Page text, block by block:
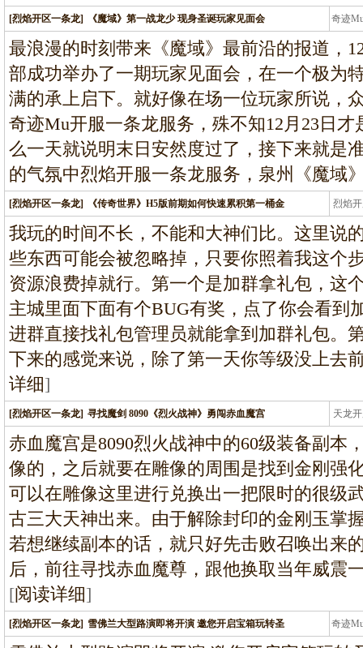
[烈焰开区一条龙] 《魔域》第一战龙少 现身圣诞玩家见面会 奇迹
条
最浪漫的时刻带来《魔域》最前沿的报道，
部成功举办了一期玩家见面会，在一个极为
满的承上启下。就好像在场一位玩家所说，
奇迹Mu开服一条龙服务，殊不知12月23日
么一天就说明末日安然度过了，接下来就是
的气氛中烈焰开服一条龙服务，泉州《魔域
[烈焰开区一条龙] 《传奇世界》H5版前期如何快速累积第一桶金 烈焰
龙
我玩的时间不长，不能和大神们比。这里说
些东西可能会被忽略掉，只要你照着我这个
资源浪费掉就行。第一个是加群拿礼包，这
主城里面下面有个BUG有奖，点了你会看到
进群直接找礼包管理员就能拿到加群礼包。
下来的感觉来说，除了第一天你等级没上去
详细]
[烈焰开区一条龙] 寻找魔剑 8090《烈火战神》勇闯赤血魔宫 天龙
赤血魔宫是8090烈火战神中的60级装备副本
像的，之后就要在雕像的周围是找到金刚强
可以在雕像这里进行兑换出一把限时的很级
古三大天神出来。由于解除封印的金刚玉掌
若想继续副本的话，就只好先击败召唤出来
后，前往寻找赤血魔尊，跟他换取当年威震
[阅读详细]
[烈焰开区一条龙] 雪佛兰大型路演即将开演 邀您开启宝箱玩转圣 奇迹